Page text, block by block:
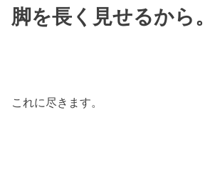
脚を長く見せるから。
これに尽きます。